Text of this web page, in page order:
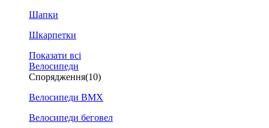
Шапки
Шкарпетки
Показати всі
Велосипеди
Спорядження(10)
Велосипеди BMX
Велосипеди беговел